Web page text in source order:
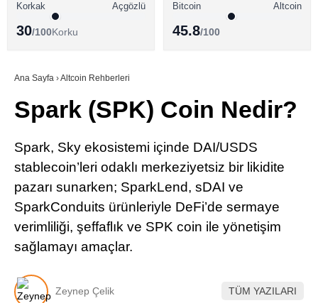
Youtube
TikTok
Pinterest
LinkedIn
ALTCOİN HABERLERİ
SÖZLÜK
Korkak
Açgözlü
30/100Korku
Bitcoin
Altcoin
45.8/100
Ana Sayfa ›Altcoin Rehberleri
Spark (SPK) Coin Nedir?
Spark, Sky ekosistemi içinde DAI/USDS
stablecoin’leri odaklı merkeziyetsiz bir likidite
pazarı sunarken; SparkLend, sDAI ve
SparkConduits ürünleriyle DeFi’de sermaye
verimliliği, şeffaflık ve SPK coin ile yönetişim
sağlamayı amaçlar.
Zeynep Çelik TÜM YAZILARI